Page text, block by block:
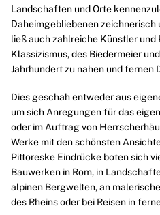
Landschaften und Orte
Daheimgebliebenen
ließ auch zahlreiche Künstler und
Klassizismus, des Biedermeier
Jahrhundert zu nahen und fernen
Dies geschah entweder aus
um sich Anregungen für das
oder im Auftrag von
Werke mit den schönsten
Pittoreske Eindrücke boten sich
Bauwerken in Rom, in
alpinen Bergwelten, an
des Rheins oder bei Reisen in